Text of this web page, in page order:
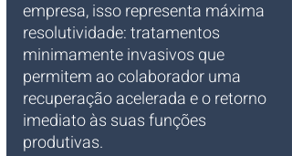
empresa, isso representa máxima
resolutividade: tratamentos
minimamente invasivos que
permitem ao colaborador uma
recuperação acelerada e o retorno
imediato às suas funções
produtivas.